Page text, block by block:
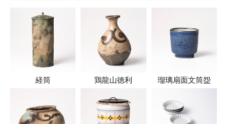
経筒 鶏龍山徳利 瑠璃扇面文筒盌